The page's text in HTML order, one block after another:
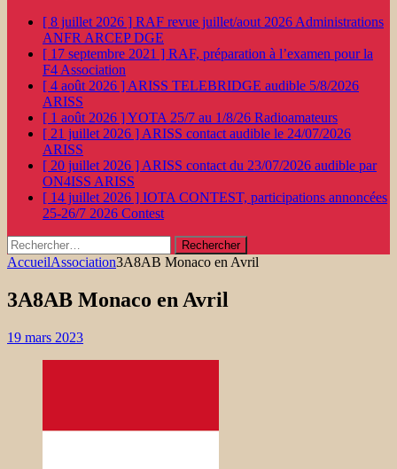
[ 8 juillet 2026 ] RAF revue juillet/aout 2026 Administrations
ANFR ARCEP DGE
[ 17 septembre 2021 ] RAF, préparation à l’examen pour la
F4 Association
[ 4 août 2026 ] ARISS TELEBRIDGE audible 5/8/2026
ARISS
[ 1 août 2026 ]YOTA 25/7 au 1/8/26 Radioamateurs
[ 21 juillet 2026 ] ARISS contact audible le 24/07/2026
ARISS
[ 20 juillet 2026 ] ARISS contact du 23/07/2026 audible par
ON4ISS ARISS
[ 14 juillet 2026 ] IOTA CONTEST, participations annoncées
25-26/7 2026 Contest
Rechercher :
AccueilAssociation3A8AB Monaco en Avril
3A8AB Monaco en Avril
19 mars 2023